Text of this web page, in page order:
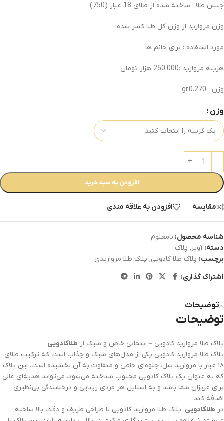
جنس طلا : ساخته شده از طلای 18 عیار (750)
وزن مروارید از وزن کل طلا کسر شده
مورد استفاده : برای خانم ها
هزینه مروارید :250.000 هزار تومان
وزن : 0.270
وزن
افزودن به سبد خرید
مقایسه افزودن به علاقه مندی
شناسه محصول: نامعلوم
دسته: آویز, پلاک
برچسب: پلاک طلا کادویی, پلاک طلا مرواریدی
اشتراک گذاری:
توضیحات
توضیحات
پلاک طلا مروارید کادویی – انتخابی خاص و شیک از طلاکادویی
پلاک طلا مروارید کادویی یکی از مدل‌های شیک و جذاب است که ترکیب طلای
۱۸ عیار با مروارید شل، جلوه‌ای خاص و متفاوت به آن بخشیده است. این پلاک
که به عنوان یک پلاک کادویی محبوب شناخته می‌شود، می‌تواند هدیه‌ای عالی
برای عزیزان شما باشد و به استایل هر فردی زیبایی و درخشندگی بی‌نظیری
اضافه کند.
در طلاکادویی، پلاک طلا مروارید کادویی با طراحی ظریف و دقت بالا ساخته